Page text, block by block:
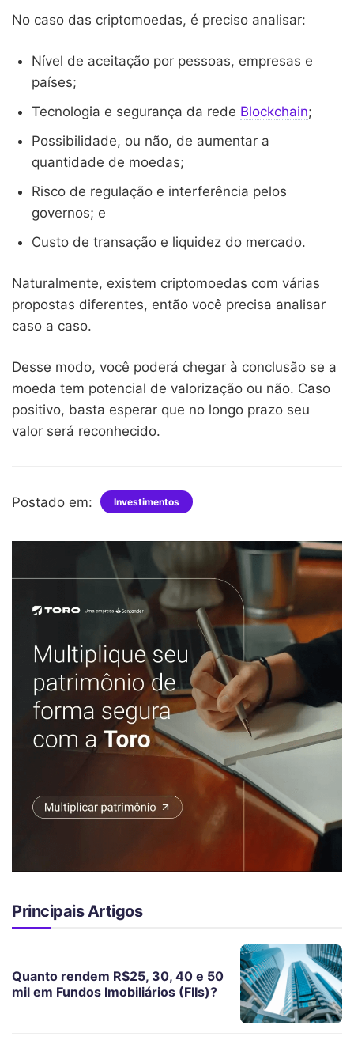
No caso das criptomoedas, é preciso analisar:
Nível de aceitação por pessoas, empresas e
países;
Tecnologia e segurança da rede Blockchain;
Possibilidade, ou não, de aumentar a
quantidade de moedas;
Risco de regulação e interferência pelos
governos; e
Custo de transação e liquidez do mercado.
Naturalmente, existem criptomoedas com várias
propostas diferentes, então você precisa analisar
caso a caso.
Desse modo, você poderá chegar à conclusão se a
moeda tem potencial de valorização ou não. Caso
positivo, basta esperar que no longo prazo seu
valor será reconhecido.
Postado em: Investimentos
Principais Artigos
Quanto rendem R$25, 30, 40 e 50
mil em Fundos Imobiliários (FIIs)?